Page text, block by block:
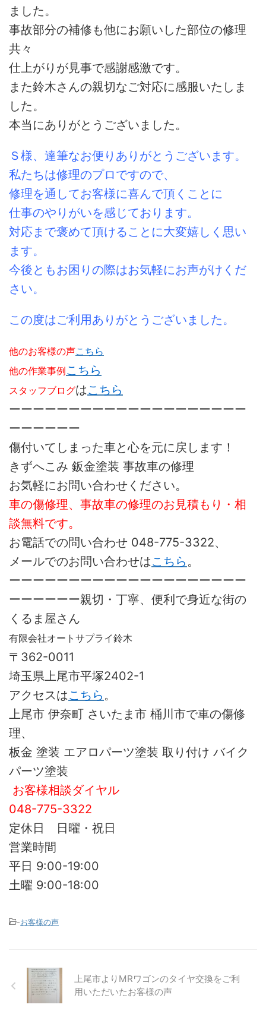
ました。
事故部分の補修も他にお願いした部位の修理
共々
仕上がりが見事で感謝感激です。
また鈴木さんの親切なご対応に感服いたしま
した。
本当にありがとうございました。
Ｓ様、達筆なお便りありがとうございます。
私たちは修理のプロですので、
修理を通してお客様に喜んで頂くことに
仕事のやりがいを感じております。
対応まで褒めて頂けることに大変嬉しく思い
ます。
今後ともお困りの際はお気軽にお声がけくだ
さい。
この度はご利用ありがとうございました。
他のお客様の声こちら
他の作業事例こちら
スタッフブログはこちら
ーーーーーーーーーーーーーーーーーーーー
ーーーーーー
傷付いてしまった車と心を元に戻します！
きずへこみ 鈑金塗装 事故車の修理
お気軽にお問い合わせください。
車の傷修理、事故車の修理のお見積もり・相
談無料です。
お電話での問い合わせ 048-775-3322、
メールでのお問い合わせはこちら 。
ーーーーーーーーーーーーーーーーーーーー
ーーーーーー親切・丁寧、便利で身近な街の
くるま屋さん
有限会社オートサプライ鈴木
〒362-0011
埼玉県上尾市平塚2402-1
アクセスはこちら 。
上尾市 伊奈町 さいたま市 桶川市で車の傷修
理、
板金 塗装 エアロパーツ塗装 取り付け バイク
パーツ塗装
お客様相談ダイヤル
048-775-3322
定休日 日曜・祝日
営業時間
平日 9:00-19:00
土曜 9:00-18:00
-お客様の声
上尾市よりMRワゴンのタイヤ交換をご利
用いただいたお客様の声